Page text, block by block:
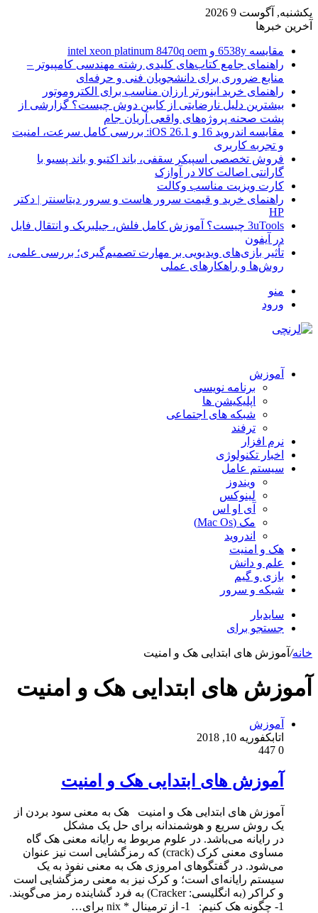
یکشنبه, آگوست 9 2026
آخرین خبرها
مقایسه 6538y و intel xeon platinum 8470q oem
راهنمای جامع کتاب‌های کلیدی رشته مهندسی کامپیوتر –
منابع ضروری برای دانشجویان فنی و حرفه‌ای
راهنمای خرید اینورتر ارزان مناسب برای الکتروموتور
بیشترین دلیل نارضایتی از کابین دوش چیست؟ گزارشی از
پشت صحنه پروژه‌های واقعی آریان جام
مقایسه اندروید 16 و iOS 26.1: بررسی کامل سرعت، امنیت
و تجربه کاربری
فروش تخصصی اسپیکر سقفی، باند اکتیو و باند پسیو با
گارانتی اصالت کالا در آوازک
کارت ویزیت مناسب وکالت
راهنمای خرید و قیمت سرور هاست و سرور دیتاسنتر | دکتر
HP
3uTools چیست؟ آموزش کامل فلش، جیلبریک و انتقال فایل
در آیفون
تأثیر بازی‌های ویدیویی بر مهارت تصمیم‌گیری؛ بررسی علمی،
روش‌ها و راهکارهای عملی
منو
ورود
آموزش
برنامه نویسی
اپلیکیشن ها
شبکه های اجتماعی
ترفند
نرم افزار
اخبار تکنولوژی
سیستم عامل
ویندوز
لینوکس
آی او اس
مک (Mac Os)
اندروید
هک و امنیت
علم و دانش
بازی و گیم
شبکه و سرور
سایدبار
جستجو برای
خانه/ آموزش های ابتدایی هک و امنیت
آموزش های ابتدایی هک و امنیت
آموزش
اتابکفوریه 10, 2018
0
آموزش های ابتدایی هک و امنیت
آموزش های ابتدایی هک و امنیت هک به معنی سود بردن از
یک روش سریع و هوشمندانه برای حل یک مشکل
در رایانه می‌باشد. در علوم مربوط به رایانه معنی هک گاه
مساوی معنی کرک (crack) که رمزگشایی است نیز عنوان
می‌شود. در گفتگوهای امروزی هک به معنی نفوذ به یک
سیستم رایانه‌ای است؛ و کرک نیز به معنی رمزگشایی است
و کراکر (به انگلیسی: Cracker) به فرد گشاینده رمز می‌گویند.
1- چگونه هک کنیم: 1- از ترمینال * nix برای…